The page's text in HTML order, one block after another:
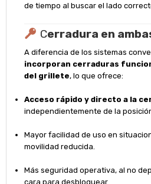
de tiempo al buscar el lado
Cerradura en
A diferencia de los sistemas
incorporan cerraduras
del grillete, lo que ofrece:
Acceso rápido y directo a la
independientemente de la
Mayor facilidad de uso en
movilidad reducida.
Más seguridad operativa, al no
cara para desbloquear.